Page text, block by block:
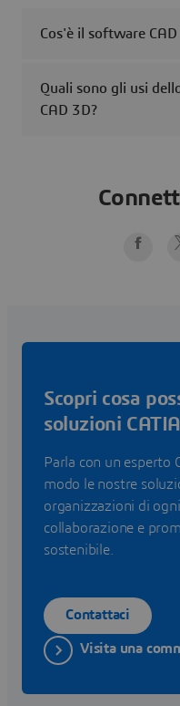
Cos'è il software CAD
Quali sono gli usi
CAD 3D?
Scopri cosa
soluzioni CATIA
Parla con un esperto
modo le nostre
organizzazioni di
collaborazione e
sostenibile.
Contattaci
Visita una